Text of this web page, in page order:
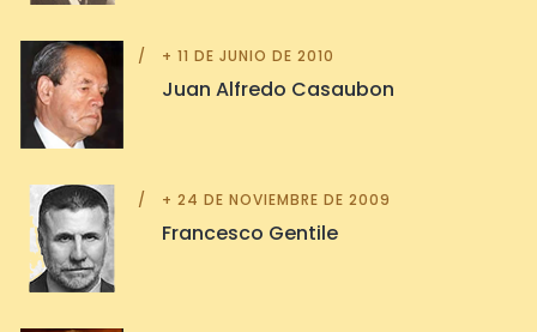
+ 11 DE JUNIO DE 2010
Juan Alfredo Casaubon
+ 24 DE NOVIEMBRE DE 2009
Francesco Gentile